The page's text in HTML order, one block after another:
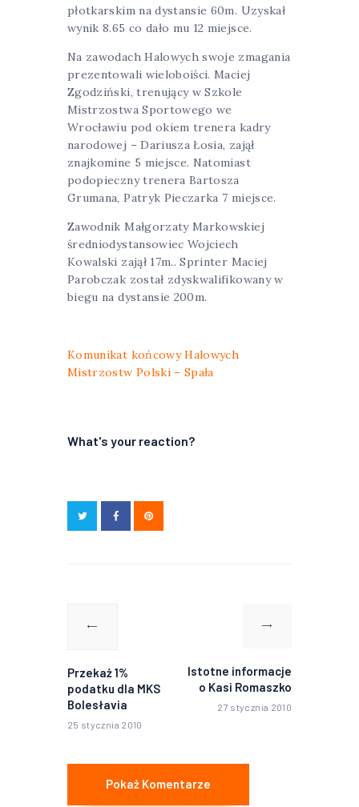
płotkarskim na dystansie 60m. Uzyskał
wynik 8.65 co dało mu 12 miejsce.
Na zawodach Halowych swoje zmagania
prezentowali wieloboiści. Maciej
Zgodziński, trenujący w Szkole
Mistrzostwa Sportowego we
Wrocławiu pod okiem trenera kadry
narodowej – Dariusza Łosia, zajął
znajkomine 5 miejsce. Natomiast
podopieczny trenera Bartosza
Grumana, Patryk Pieczarka 7 miejsce.
Zawodnik Małgorzaty Markowskiej
średniodystansowiec Wojciech
Kowalski zajął 17m.. Sprinter Maciej
Parobczak został zdyskwalifikowany w
biegu na dystansie 200m.
Komunikat końcowy Halowych
Mistrzostw Polski – Spała
What's your reaction?
Przekaż 1%
podatku dla MKS
Bolesłavia
25 stycznia 2010
Istotne informacje
o Kasi Romaszko
27 stycznia 2010
Pokaż Komentarze